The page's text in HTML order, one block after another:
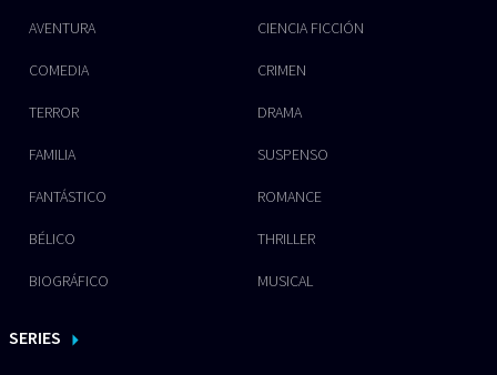
AVENTURA CIENCIA FICCIÓN
COMEDIA CRIMEN
TERROR DRAMA
FAMILIA SUSPENSO
FANTÁSTICO ROMANCE
BÉLICO THRILLER
BIOGRÁFICO MUSICAL
SERIES